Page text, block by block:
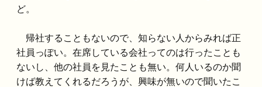
ど。
帰社することもないので、知らない人からみれば正
社員っぽい。在席している会社ってのは行ったことも
ないし、他の社員を見たことも無い。何人いるのか聞
けば教えてくれるだろうが、興味が無いので聞いたこ